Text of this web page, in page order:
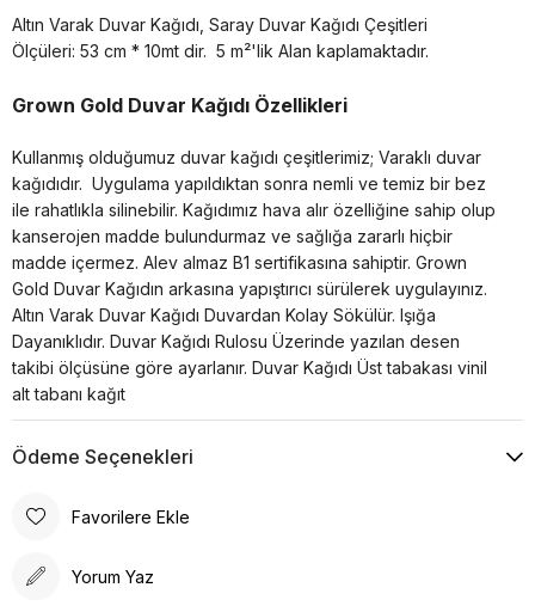
Altın Varak Duvar Kağıdı, Saray Duvar Kağıdı Çeşitleri
Ölçüleri: 53 cm * 10mt dir. 5 m²'lik Alan kaplamaktadır.
Grown Gold Duvar Kağıdı Özellikleri
Kullanmış olduğumuz duvar kağıdı çeşitlerimiz; Varaklı duvar
kağıdıdır. Uygulama yapıldıktan sonra nemli ve temiz bir bez
ile rahatlıkla silinebilir. Kağıdımız hava alır özelliğine sahip olup
kanserojen madde bulundurmaz ve sağlığa zararlı hiçbir
madde içermez. Alev almaz B1 sertifikasına sahiptir. Grown
Gold Duvar Kağıdın arkasına yapıştırıcı sürülerek uygulayınız.
Altın Varak Duvar Kağıdı Duvardan Kolay Sökülür. Işığa
Dayanıklıdır. Duvar Kağıdı Rulosu Üzerinde yazılan desen
takibi ölçüsüne göre ayarlanır. Duvar Kağıdı Üst tabakası vinil
alt tabanı kağıt
Ödeme Seçenekleri
Favorilere Ekle
Yorum Yaz